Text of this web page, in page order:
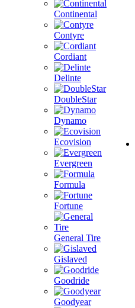
Continental
Contyre
Cordiant
Delinte
DoubleStar
Dynamo
Ecovision
Evergreen
Formula
Fortune
General Tire
Gislaved
Goodride
Goodyear